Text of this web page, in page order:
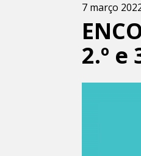
7 março
2.º e